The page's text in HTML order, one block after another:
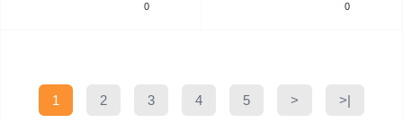
0 0
1 2 3 4 5 > >|